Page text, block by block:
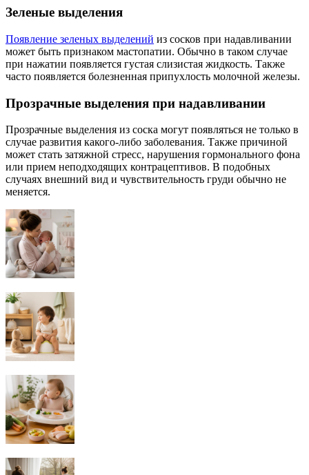
Зеленые выделения
Появление зеленых выделений из сосков при надавливании
может быть признаком мастопатии. Обычно в таком случае
при нажатии появляется густая слизистая жидкость. Также
часто появляется болезненная припухлость молочной железы.
Прозрачные выделения при надавливании
Прозрачные выделения из соска могут появляться не только в
случае развития какого-либо заболевания. Также причиной
может стать затяжной стресс, нарушения гормонального фона
или прием неподходящих контрацептивов. В подобных
случаях внешний вид и чувствительность груди обычно не
меняется.